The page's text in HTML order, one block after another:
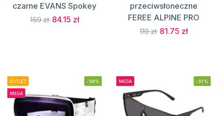
czarne EVANS Spokey
159 zł 84.15 zł
przeciwsłoneczne
FEREE ALPINE PRO
119 zł 81.75 zł
OUTLET
MEGA
-59% MEGA -51%